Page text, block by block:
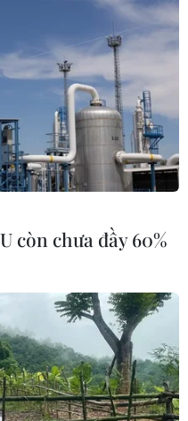
Cup 2023
quyết gây sốc
song Indonesia vẫn
ở trận đầu tiên vòng
Cup 2023.
còn chưa đầy 60%